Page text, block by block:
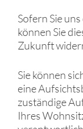
Sofern Sie
können Sie
Zukunft
Sie können
eine
zuständige
Ihres